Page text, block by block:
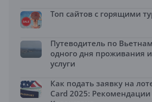
Топ сайтов с горящими
Путеводитель по
одного дня проживания
услуги
Как подать заявку на
Card 2025: